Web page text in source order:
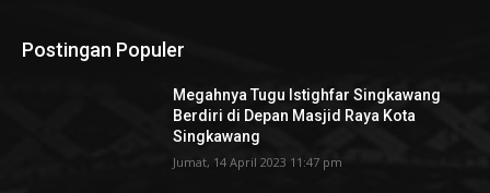
Postingan Populer
Megahnya Tugu Istighfar Singkawang
Berdiri di Depan Masjid Raya Kota
Singkawang
Jumat, 14 April 2023 11:47 pm